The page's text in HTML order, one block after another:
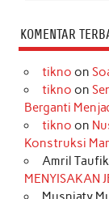
KOMENTAR
tikno on
tikno on
Berganti
tikno on
Konstruksi
Amril Taufik
MENYISAKAN